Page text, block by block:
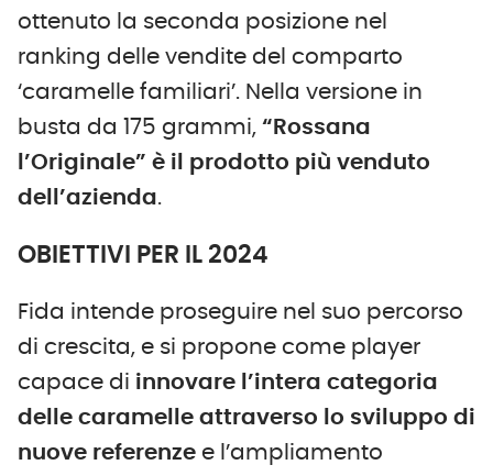
ottenuto la seconda posizione nel
ranking delle vendite del comparto
‘caramelle familiari’. Nella versione in
busta da 175 grammi, “Rossana
l’Originale” è il prodotto più venduto
dell’azienda.
OBIETTIVI PER IL 2024
Fida intende proseguire nel suo percorso
di crescita, e si propone come player
capace di innovare l’intera categoria
delle caramelle attraverso lo sviluppo di
nuove referenze e l’ampliamento